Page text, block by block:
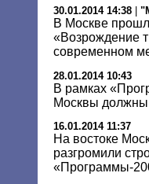
30.01.2014 14:38
В Москве
«Возрождение
современном
28.01.2014 10:43
В рамках
Москвы должны
16.01.2014 11:37
На востоке
разгромили
«Программы-